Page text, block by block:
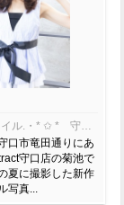
口市竜田通りにあ
守口店の菊池で
夏に撮影した新作
写真...